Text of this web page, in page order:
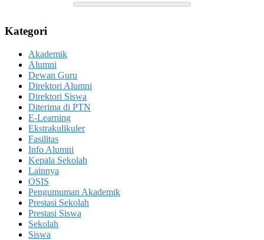
Kategori
Akademik
Alumni
Dewan Guru
Direktori Alumni
Direktori Siswa
Diterima di PTN
E-Learning
Ekstrakulikuler
Fasilitas
Info Alumni
Kepala Sekolah
Lainnya
OSIS
Pengumuman Akademik
Prestasi Sekolah
Prestasi Siswa
Sekolah
Siswa